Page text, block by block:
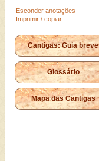
Esconder anotações
Imprimir / copiar
Cantigas: Guia breve
Glossário
Mapa das Cantigas